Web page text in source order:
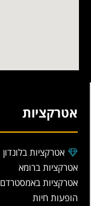
אטרקציות
אטרקציות בלונדון
אטרקציות ברומא
אטרקציות באמסטרדם
הופעות חיות